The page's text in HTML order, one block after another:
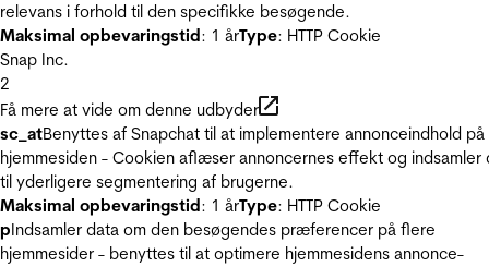
relevans i forhold til den specifikke besøgende.
Maksimal opbevaringstid: 1 årType: HTTP Cookie
Snap Inc.
2
Få mere at vide om denne udbyder
sc_atBenyttes af Snapchat til at implementere annonceindhold på
hjemmesiden - Cookien aflæser annoncernes effekt og indsamler
til yderligere segmentering af brugerne.
Maksimal opbevaringstid: 1 årType: HTTP Cookie
pIndsamler data om den besøgendes præferencer på flere
hjemmesider - benyttes til at optimere hjemmesidens annonce-